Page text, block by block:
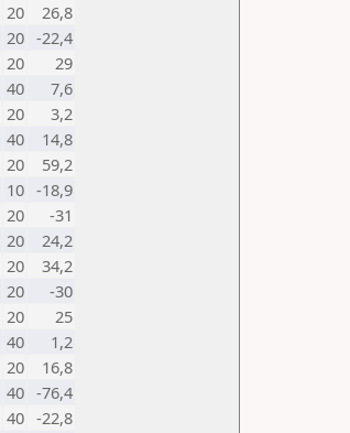
20
26,8
20 -22,4
20
29
40
7,6
20
3,2
40
14,8
20
59,2
10 -18,9
20
-31
20
24,2
20
34,2
20
-30
20
25
40
1,2
20
16,8
40 -76,4
40 -22,8